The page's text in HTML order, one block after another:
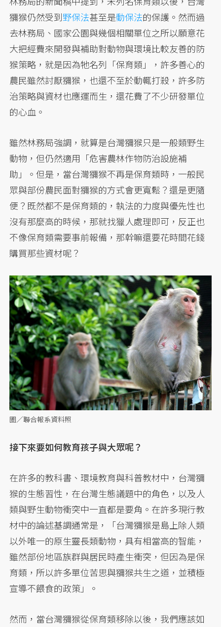
獼猴仍然受到野保法甚至是動保法的保護。然而過
去林務局、國家公園與幾個相關單位之所以願意花
大把經費來開發與補助對動物與環境比較友善的防
猴策略，就是因為牠名列「保育類」，許多善心的
農民雖然討厭獼猴，也還不至於動輒打殺，許多防
治策略與資材也應運而生，還花費了不少研發單位
的心血。
雖然林務局強調，就算是台灣獼猴只是一般類野生
動物，但仍然適用「危害農林作物防治設施補
助」。但是，當台灣獼猴不再是保育類時，一般民
眾與部份農民面對獼猴的方式會更寬鬆？還是更隨
便？既然都不是保育類的，執法的力度與優先性也
沒有那麼高的時候，那就找獵人處理即可，反正也
不像保育類需要事前報備，那幹嘛還要花時間花錢
購買那些資材呢？
圖／聯合報系資料照
接下來要如何教育孩子與大眾呢？
在許多的教科書、環境教育與科普教材中，台灣獼
猴的生態習性，在台灣生態議題中的角色，以及人
類與野生動物衝突中一直都是要角。在許多現行教
材中的論述基調通常是，「台灣獼猴是島上除人類
以外唯一的原生靈長類動物，具有相當高的智能，
雖然部份地區族群與居民時產生衝突，但因為是保
育類，所以許多單位苦思與獼猴共生之道，並積極
宣導不餵食的政策」。
然而，當台灣獼猴從保育類移除以後，我們應該如